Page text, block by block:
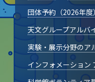
団体予約（2026年度）
天文グループアルバ
実験・展示分野のア
インフォメーション